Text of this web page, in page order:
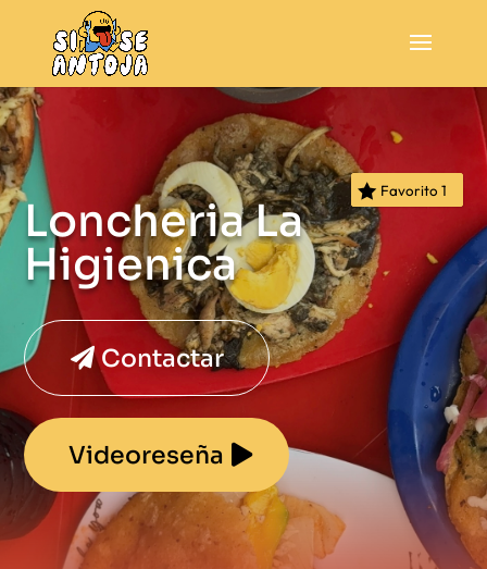
Loncheria La
Higienica
Favorito1
Contactar
Videoreseña